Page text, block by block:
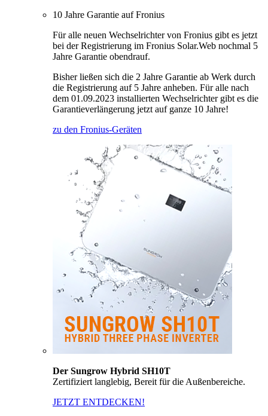
10 Jahre Garantie auf Fronius
Für alle neuen Wechselrichter von Fronius gibt es jetzt
bei der Registrierung im Fronius Solar.Web nochmal 5
Jahre Garantie obendrauf.
Bisher ließen sich die 2 Jahre Garantie ab Werk durch
die Registrierung auf 5 Jahre anheben. Für alle nach
dem 01.09.2023 installierten Wechselrichter gibt es die
Garantieverlängerung jetzt auf ganze 10 Jahre!
zu den Fronius-Geräten
Der Sungrow Hybrid SH10T
Zertifiziert langlebig, Bereit für die Außenbereiche.
JETZT ENTDECKEN!